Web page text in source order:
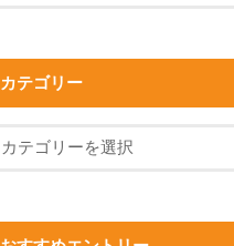
カテゴリー